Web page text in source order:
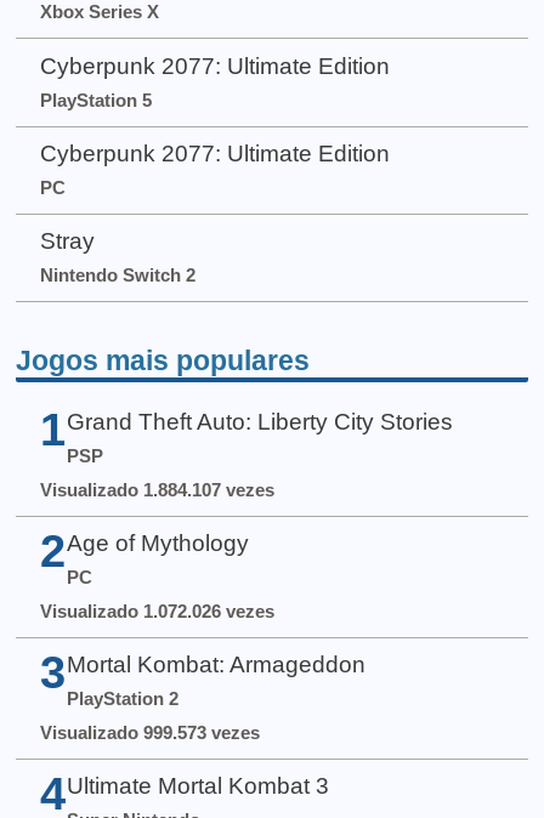
Xbox Series X
Cyberpunk 2077: Ultimate Edition
PlayStation 5
Cyberpunk 2077: Ultimate Edition
PC
Stray
Nintendo Switch 2
Jogos mais populares
1 Grand Theft Auto: Liberty City Stories
PSP
Visualizado 1.884.107 vezes
2 Age of Mythology
PC
Visualizado 1.072.026 vezes
3 Mortal Kombat: Armageddon
PlayStation 2
Visualizado 999.573 vezes
4 Ultimate Mortal Kombat 3